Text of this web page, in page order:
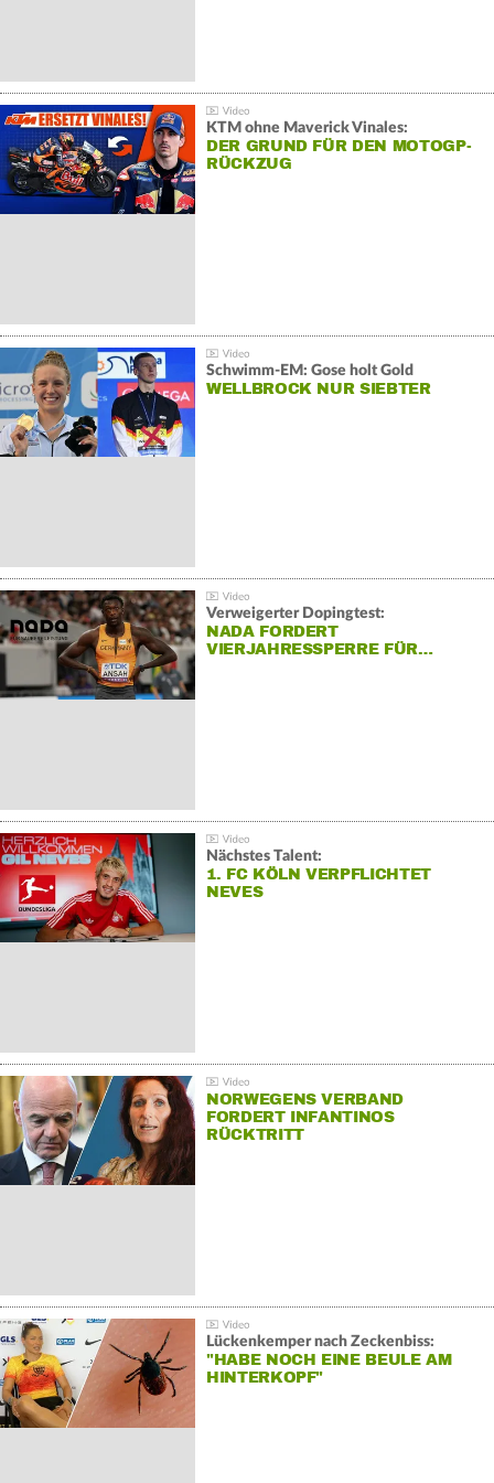
KTM ohne Maverick Vinales:
DER GRUND FÜR DEN MOTOGP-
RÜCKZUG
Schwimm-EM: Gose holt Gold
WELLBROCK NUR SIEBTER
Verweigerter Dopingtest:
NADA FORDERT
VIERJAHRESSPERRE FÜR…
Nächstes Talent:
1. FC KÖLN VERPFLICHTET
NEVES
NORWEGENS VERBAND
FORDERT INFANTINOS
RÜCKTRITT
Lückenkemper nach Zeckenbiss:
"HABE NOCH EINE BEULE AM
HINTERKOPF"